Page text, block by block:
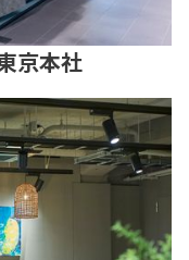
京本社